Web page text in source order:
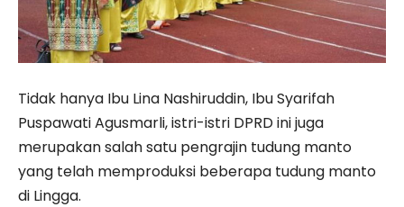
Tidak hanya Ibu Lina Nashiruddin, Ibu Syarifah
Puspawati Agusmarli, istri-istri DPRD ini juga
merupakan salah satu pengrajin tudung manto
yang telah memproduksi beberapa tudung manto
di Lingga.